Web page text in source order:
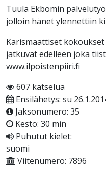
Tuula Ekbomin
jolloin hänet ylennettiin
Karismaattiset
jatkuvat edelleen joka
www.ilpoistenpiiri.fi
607 katselua
Ensilähetys: su
Jaksonumero: 35
Kesto: 30 min
Puhutut kielet:
suomi
Viitenumero: 7896